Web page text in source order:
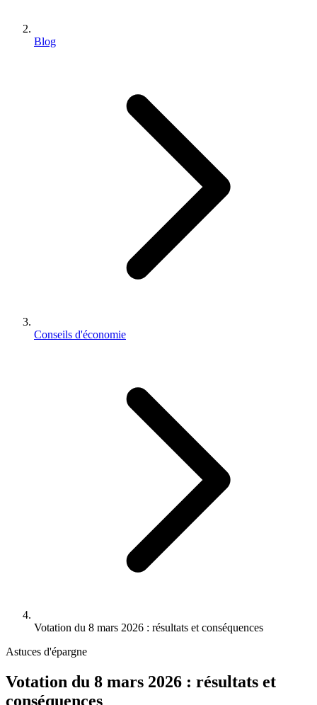
Blog
Conseils d'économie
Votation du 8 mars 2026 : résultats et conséquences
Astuces d'épargne
Votation du 8 mars 2026 : résultats et
conséquences